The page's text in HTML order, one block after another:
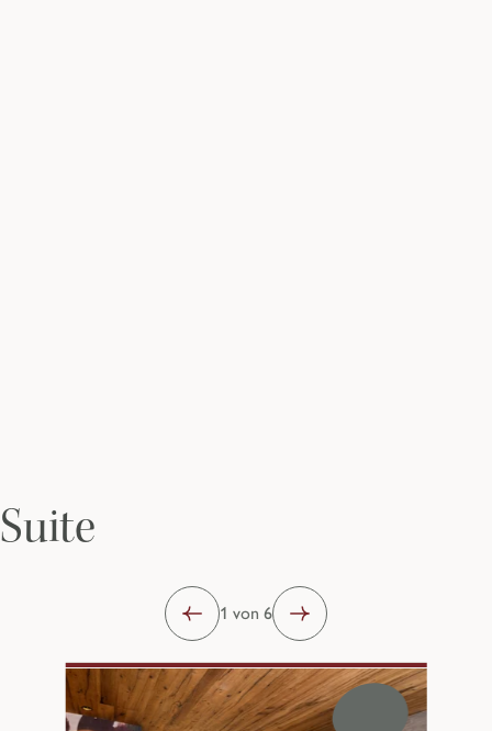
Suite
1 von 6